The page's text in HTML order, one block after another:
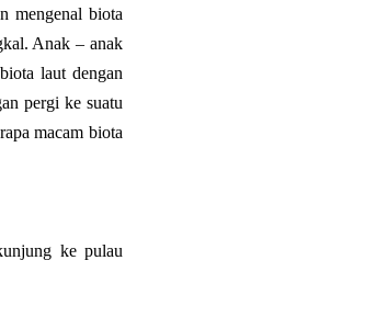
mengenal biota
Anak – anak
laut dengan
pergi ke suatu
macam biota
ke pulau